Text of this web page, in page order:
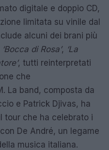
digitale e doppio CD,
limitata su vinile dal
alcuni dei brani più
‘Bocca di Rosa’, ‘La
, tutti reinterpretati
che
La band, composta da
e Patrick Djivas, ha
tour che ha celebrato i
De André, un legame
musica italiana.